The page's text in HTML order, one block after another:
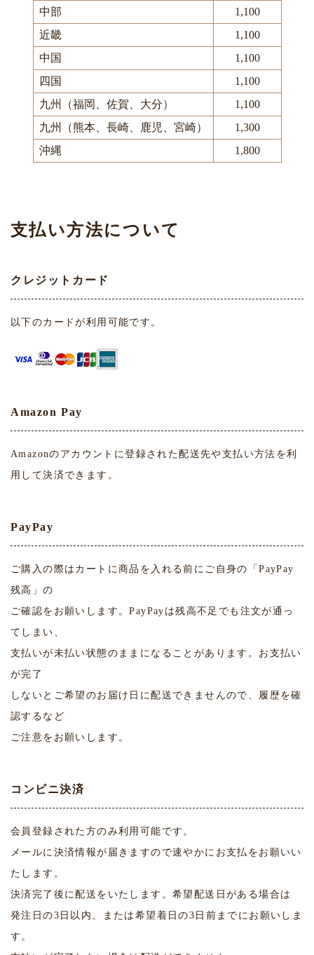
中部
1,100
近畿
1,100
中国
1,100
四国
1,100
九州（福岡、佐賀、大分）
1,100
九州（熊本、長崎、鹿児、宮崎）
1,300
沖縄
1,800
支払い方法について
クレジットカード
以下のカードが利用可能です。
Amazon Pay
Amazonのアカウントに登録された配送先や支払い方法を利
用して決済できます。
PayPay
ご購入の際はカートに商品を入れる前にご自身の「PayPay
残高」の
ご確認をお願いします。PayPayは残高不足でも注文が通っ
てしまい、
支払いが未払い状態のままになることがあります。お支払い
が完了
しないとご希望のお届け日に配送できませんので、履歴を確
認するなど
ご注意をお願いします。
コンビニ決済
会員登録された方のみ利用可能です。
メールに決済情報が届きますので速やかにお支払をお願いい
たします。
決済完了後に配送をいたします。希望配送日がある場合は
発注日の3日以内、または希望着日の3日前までにお願いしま
す。